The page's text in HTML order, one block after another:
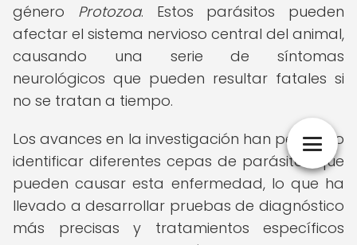
género Protozoa. Estos parásitos pueden
afectar el sistema nervioso central del animal,
causando una serie de síntomas
neurológicos que pueden resultar fatales si
no se tratan a tiempo.
Los avances en la investigación han permitido
identificar diferentes cepas de parásitos que
pueden causar esta enfermedad, lo que ha
llevado a desarrollar pruebas de diagnóstico
más precisas y tratamientos específicos